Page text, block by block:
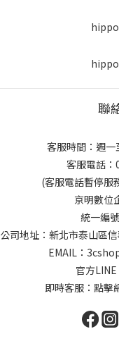
聯
客服時間：週
客服電話
(客服電話暫停服
京明數位
統一編
公司地址：新北市泰山區
EMAIL：
官方
即時客服：點擊